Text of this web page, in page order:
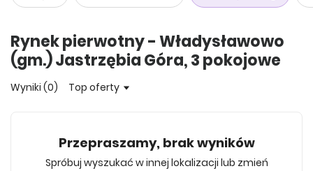
Rynek pierwotny - Władysławowo
(gm.) Jastrzębia Góra, 3 pokojowe
Wyniki (0) Top oferty
Przepraszamy, brak wyników
Spróbuj wyszukać w innej lokalizacji lub zmień